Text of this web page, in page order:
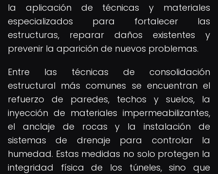
la aplicación de técnicas y materiales
especializados para fortalecer las
estructuras, reparar daños existentes y
prevenir la aparición de nuevos problemas.
Entre las técnicas de consolidación
estructural más comunes se encuentran el
refuerzo de paredes, techos y suelos, la
inyección de materiales impermeabilizantes,
el anclaje de rocas y la instalación de
sistemas de drenaje para controlar la
humedad. Estas medidas no solo protegen la
integridad física de los túneles, sino que